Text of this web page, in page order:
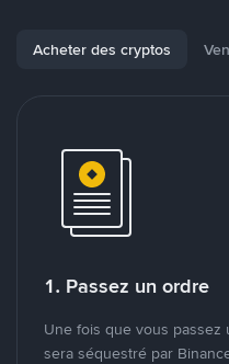
Acheter des cryptos
1. Passez un ordre
Une fois que vous
sera séquestré par